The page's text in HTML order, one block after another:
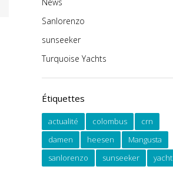
Sanlorenzo
sunseeker
Turquoise Yachts
Étiquettes
actualité colombus
crn
damen
heesen
Mangusta
sanlorenzo
sunseeker yacht